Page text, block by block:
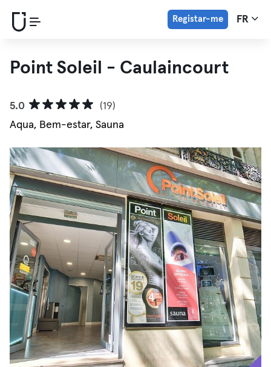
Registar-me FR
Point Soleil - Caulaincourt
5.0
(19)
Aqua, Bem-estar, Sauna